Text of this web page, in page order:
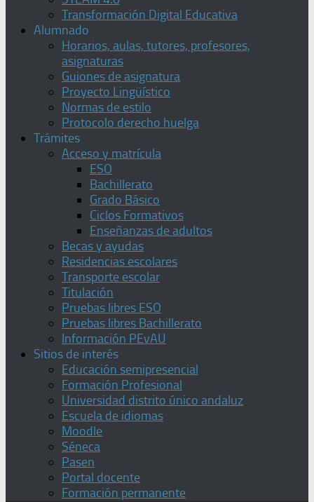
Transformación Digital Educativa
Alumnado
Horarios, aulas, tutores, profesores,
asignaturas
Guiones de asignatura
Proyecto Lingüístico
Normas de estilo
Protocolo derecho huelga
Trámites
Acceso y matrícula
ESO
Bachillerato
Grado Básico
Ciclos Formativos
Enseñanzas de adultos
Becas y ayudas
Residencias escolares
Transporte escolar
Titulación
Pruebas libres ESO
Pruebas libres Bachillerato
Información PEvAU
Sitios de interés
Educación semipresencial
Formación Profesional
Universidad distrito único andaluz
Escuela de idiomas
Moodle
Séneca
Pasen
Portal docente
Formación permanente